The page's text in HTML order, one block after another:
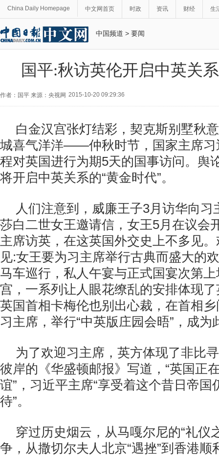
China Daily Homepage 中文网首页 时政 资讯 财经 生
中国频道 > 要闻
国平:秋访英伦开启中英关
作者：国平 来源：央视网 2015-10-20 09:29:36
白金汉宫张灯结彩，契克斯别墅秋
城喜气洋洋——仲秋时节，国家主席习
程对英国进行为期5天的国事访问。舆
将开启中英关系的“黄金时代”。
人们注意到，威廉王子3月访华向习
莎白二世女王邀请信，女王5月在议会
主席访英，在这英国外交史上不多见
见:女王要为习主席举行古典而盛大的
马车巡行，私人午宴与正式国宴次第
宫，一系列让人眼花缭乱的安排体现
英国首相卡梅伦也别出心裁，在首相
习主席，举行“中英版庄园会晤”，成为
为了欢迎习主席，英方体现了非比
彼岸的《华盛顿邮报》写道，“英国正
谊”，习近平主席“享受着这个昔日帝国
待”。
穿过历史烟云，从马嘎尔尼的“礼仪
争，从撒切尔夫人北京“遇挫”到香港顺